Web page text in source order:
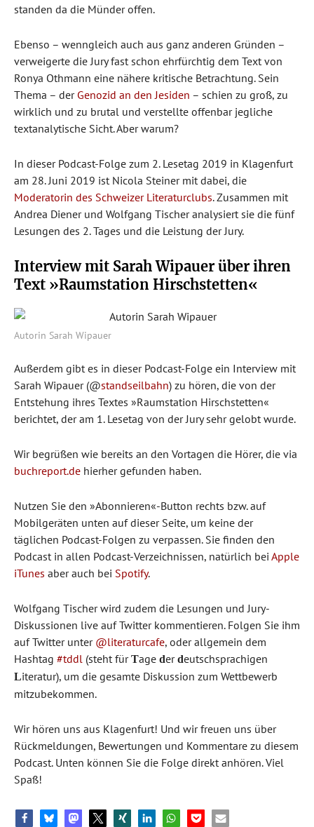
standen da die Münder offen.
Ebenso – wenngleich auch aus ganz anderen Gründen –
verweigerte die Jury fast schon ehrfürchtig dem Text von
Ronya Othmann eine nähere kritische Betrachtung. Sein
Thema – der Genozid an den Jesiden – schien zu groß, zu
wirklich und zu brutal und verstellte offenbar jegliche
textanalytische Sicht. Aber warum?
In dieser Podcast-Folge zum 2. Lesetag 2019 in Klagenfurt
am 28. Juni 2019 ist Nicola Steiner mit dabei, die
Moderatorin des Schweizer Literaturclubs. Zusammen mit
Andrea Diener und Wolfgang Tischer analysiert sie die fünf
Lesungen des 2. Tages und die Leistung der Jury.
Interview mit Sarah Wipauer über ihren
Text »Raumstation Hirschstetten«
Autorin Sarah Wipauer
Außerdem gibt es in dieser Podcast-Folge ein Interview mit
Sarah Wipauer (@standseilbahn) zu hören, die von der
Entstehung ihres Textes »Raumstation Hirschstetten«
berichtet, der am 1. Lesetag von der Jury sehr gelobt wurde.
Wir begrüßen wie bereits an den Vortagen die Hörer, die via
buchreport.de hierher gefunden haben.
Nutzen Sie den »Abonnieren«-Button rechts bzw. auf
Mobilgeräten unten auf dieser Seite, um keine der
täglichen Podcast-Folgen zu verpassen. Sie finden den
Podcast in allen Podcast-Verzeichnissen, natürlich bei Apple
iTunes aber auch bei Spotify.
Wolfgang Tischer wird zudem die Lesungen und Jury-
Diskussionen live auf Twitter kommentieren. Folgen Sie ihm
auf Twitter unter @literaturcafe, oder allgemein dem
Hashtag #tddl (steht fürTage derdeutschsprachigen
Literatur), um die gesamte Diskussion zum Wettbewerb
mitzubekommen.
Wir hören uns aus Klagenfurt! Und wir freuen uns über
Rückmeldungen, Bewertungen und Kommentare zu diesem
Podcast. Unten können Sie die Folge direkt anhören. Viel
Spaß!